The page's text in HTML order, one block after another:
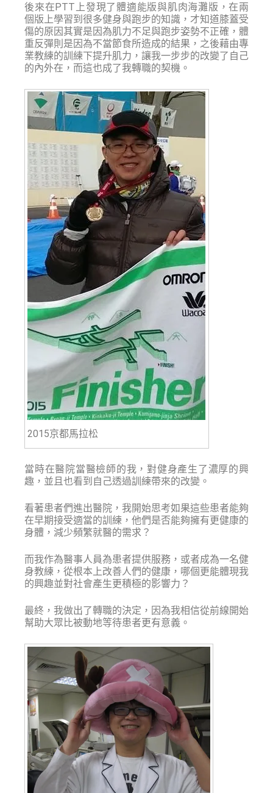
後來在PTT上發現了體適能版與肌肉海灘版，在兩
個版上學習到很多健身與跑步的知識，才知道膝蓋受
傷的原因其實是因為肌力不足與跑步姿勢不正確， 體
重反彈則是因為不當節食所造成的結果，之後藉由專
業教練的訓練下提升肌力， 讓我一步步的改變了自己
的內外在，而這也成了我轉職的契機。
2015京都馬拉松
當時在醫院當醫檢師的我，對健身產生了濃厚的興
趣，並且也看到自己透過訓練帶來的改變。
看著患者們進出醫院，我開始思考如果這些患者能夠
在早期接受適當的訓練，他們是否能夠擁有更健康的
身體，減少頻繁就醫的需求？
而我作為醫事人員為患者提供服務，或者成為一名健
身教練，從根本上改善人們的健康，哪個更能體現我
的興趣並對社會產生更積極的影響力？
最終，我做出了轉職的決定，因為我相信從前線開始
幫助大眾比被動地等待患者更有意義。